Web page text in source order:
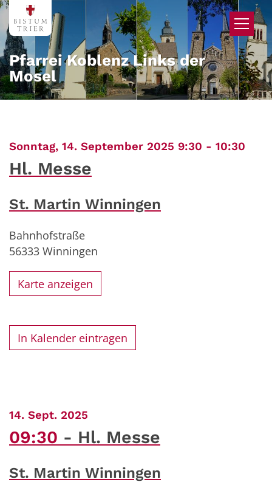
Zum Inhalt springen
Pfarrei Koblenz Links der
Mosel
Sonntag, 14. September 2025 9:30 - 10:30
Hl. Messe
St. Martin Winningen
Bahnhofstraße
56333 Winningen
Karte anzeigen
In Kalender eintragen
14. Sept. 2025
09:30 Hl. Messe
St. Martin Winningen